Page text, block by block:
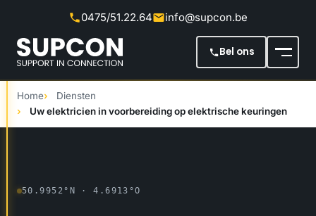
Meteen naar de inhoud
0475/51.22.64 info@supcon.be
Bel ons
Home
Diensten
Uw elektricien in voorbereiding op elektrische keuringen
50.9952°N · 4.6913°O